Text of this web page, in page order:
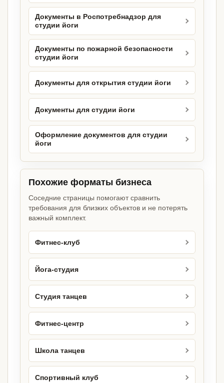
Документы в Роспотребнадзор для
студии йоги
Документы по пожарной безопасности
студии йоги
Документы для открытия студии йоги
Документы для студии йоги
Оформление документов для студии
йоги
Похожие форматы бизнеса
Соседние страницы помогают сравнить
требования для близких объектов и не потерять
важный комплект.
Фитнес-клуб
Йога-студия
Студия танцев
Фитнес-центр
Школа танцев
Спортивный клуб